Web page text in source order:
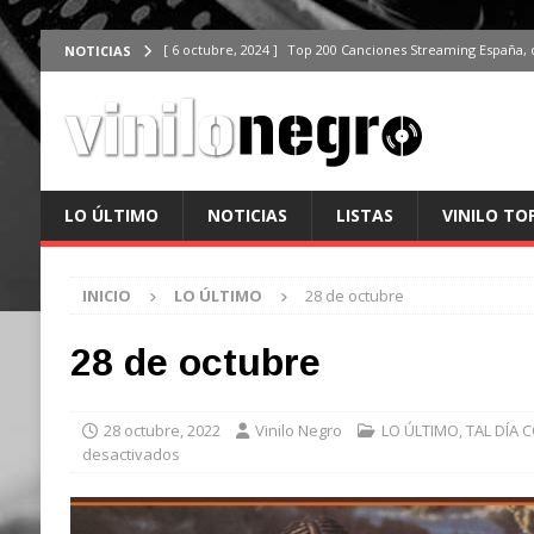
NOTICIAS [ 6 octubre, 2024 ] Top 200 Canciones Streaming
[ 3 octubre, 2024 ] Top 100 Artistas Españoles
[ 2 octubre, 2024 ] Top 100 Artistas Internacionales
ÚLTIMO
[ 6 octubre, 2024 ] Top 200 Canciones España, del 30 de
LO ÚLTIMO NOTICIAS LISTAS VINILO
INICIO LO ÚLTIMO 28 de octubre
28 de octubre
28 octubre, 2022 Vinilo Negro LO ÚLTIMO,TAL DÍA
desactivados